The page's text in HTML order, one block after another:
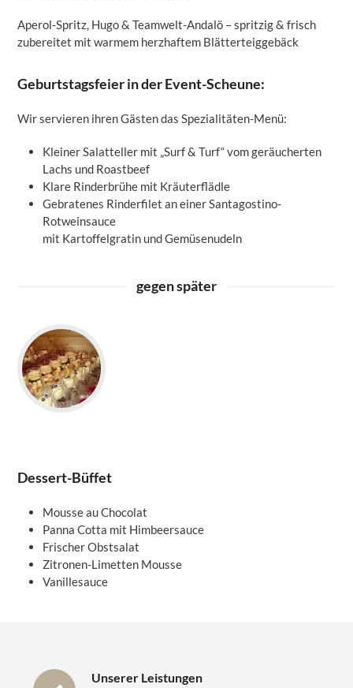
Aperol-Spritz, Hugo & Teamwelt-Andalö – spritzig & frisch
zubereitet mit warmem herzhaftem Blätterteiggebäck
Geburtstagsfeier in der Event-Scheune:
Wir servieren ihren Gästen das Spezialitäten-Menü:
Kleiner Salatteller mit „Surf & Turf“ vom geräucherten
Lachs und Roastbeef
Klare Rinderbrühe mit Kräuterflädle
Gebratenes Rinderfilet an einer Santagostino-
Rotweinsauce
mit Kartoffelgratin und Gemüsenudeln
gegen später
Dessert-Büffet
Mousse au Chocolat
Panna Cotta mit Himbeersauce
Frischer Obstsalat
Zitronen-Limetten Mousse
Vanillesauce
Unserer Leistungen